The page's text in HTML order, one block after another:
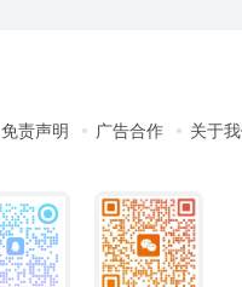
免责声明 广告合作 关于